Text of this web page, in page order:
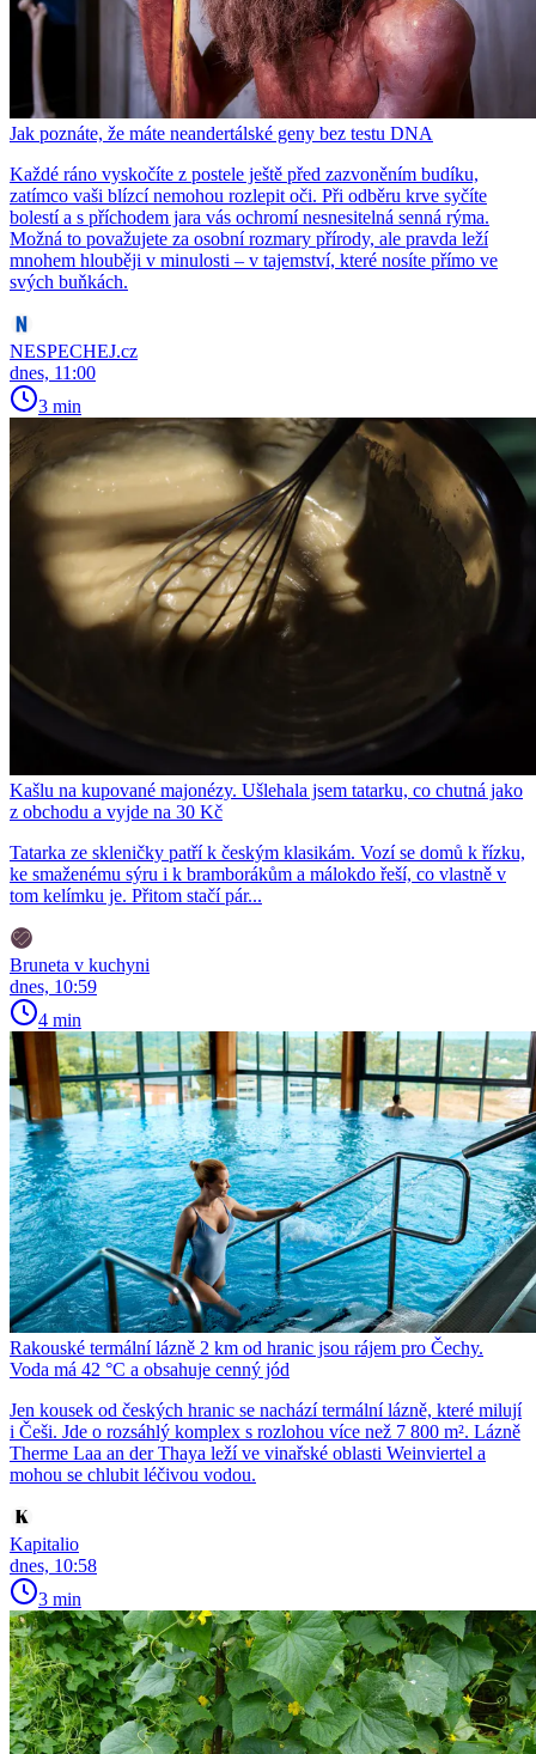
Jak poznáte, že máte neandertálské geny bez testu DNA
Každé ráno vyskočíte z postele ještě před zazvoněním budíku,
zatímco vaši blízcí nemohou rozlepit oči. Při odběru krve syčíte
bolestí a s příchodem jara vás ochromí nesnesitelná senná rýma.
Možná to považujete za osobní rozmary přírody, ale pravda leží
mnohem hlouběji v minulosti – v tajemství, které nosíte přímo ve
svých buňkách.
NESPECHEJ.cz
dnes, 11:00
3 min
Kašlu na kupované majonézy. Ušlehala jsem tatarku, co chutná jako
z obchodu a vyjde na 30 Kč
Tatarka ze skleničky patří k českým klasikám. Vozí se domů k řízku,
ke smaženému sýru i k bramborákům a málokdo řeší, co vlastně v
tom kelímku je. Přitom stačí pár...
Bruneta v kuchyni
dnes, 10:59
4 min
Rakouské termální lázně 2 km od hranic jsou rájem pro Čechy.
Voda má 42 °C a obsahuje cenný jód
Jen kousek od českých hranic se nachází termální lázně, které milují
i Češi. Jde o rozsáhlý komplex s rozlohou více než 7 800 m². Lázně
Therme Laa an der Thaya leží ve vinařské oblasti Weinviertel a
mohou se chlubit léčivou vodou.
Kapitalio
dnes, 10:58
3 min